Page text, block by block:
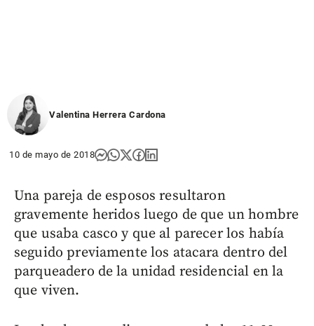
Valentina Herrera Cardona
10 de mayo de 2018
Una pareja de esposos resultaron
gravemente heridos luego de que un hombre
que usaba casco y que al parecer los había
seguido previamente los atacara dentro del
parqueadero de la unidad residencial en la
que viven.